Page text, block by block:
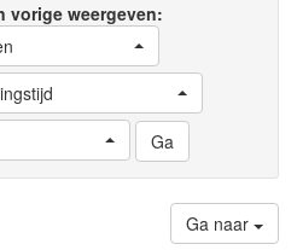
vorige weergeven:
Ga naar